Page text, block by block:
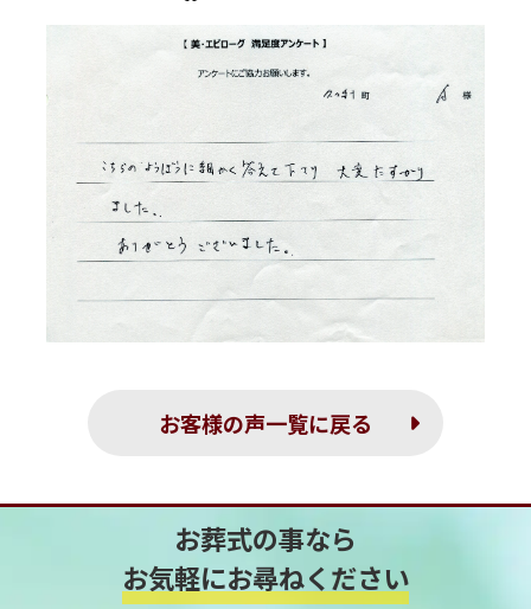
お客様の声一覧に戻る
お葬式の事なら
お気軽にお尋ねください